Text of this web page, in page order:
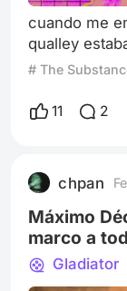
cuando me
qualley
me alegre,
parece que
la hora de
que re definir
# The
11 2
chpan
Máximo
marco a
Gladiator